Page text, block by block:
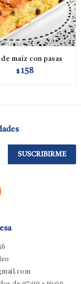
de maíz con pasas
$ 158
SUSCRIBIRME